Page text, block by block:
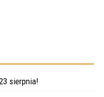
sierpnia!